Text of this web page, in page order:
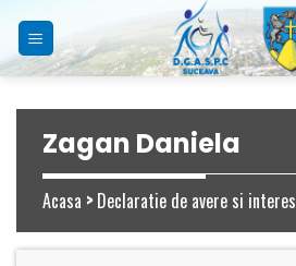
content
Zagan Daniela
Acasa >Declaratie de avere si interes